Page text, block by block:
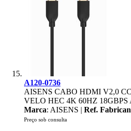
A120-0736
AISENS CABO HDMI V2,0
VELO HEC 4K 60HZ 18GBPS
Marca: AISENS | Ref.
Preço sob consulta